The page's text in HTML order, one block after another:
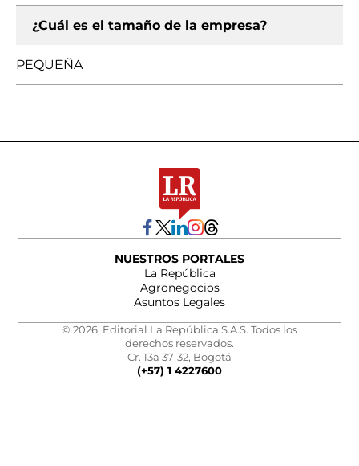
¿Cuál es el tamaño de la empresa?
PEQUEÑA
NUESTROS PORTALES
La República
Agronegocios
Asuntos Legales
© 2026, Editorial La República S.A.S. Todos los
derechos reservados.
Cr. 13a 37-32, Bogotá
(+57) 1 4227600